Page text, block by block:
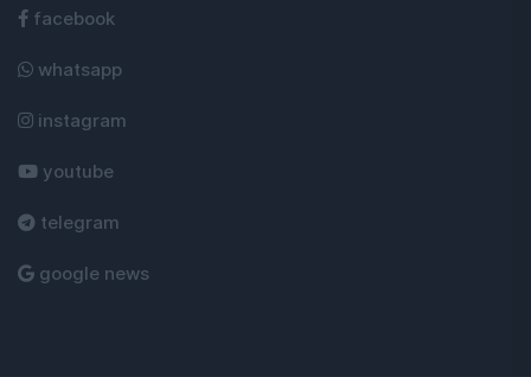
facebook
whatsapp
instagram
youtube
telegram
google news